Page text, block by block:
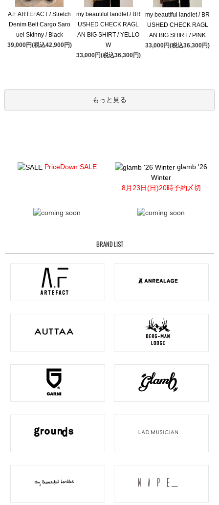
A.F ARTEFACT / Stretch
Denim Belt Cargo Saro
uel Skinny / Black
39,000円(税込42,900円)
my beautiful landlet / BR
USHED CHECK RAGL
AN BIG SHIRT / YELLO
W
33,000円(税込36,300円)
my beautiful landlet / BR
USHED CHECK RAGL
AN BIG SHIRT / PINK
33,000円(税込36,300円)
もっと見る
PriceDown SALE
glamb '26
Winter
8月23日(日)20時予約〆切
BRAND LIST